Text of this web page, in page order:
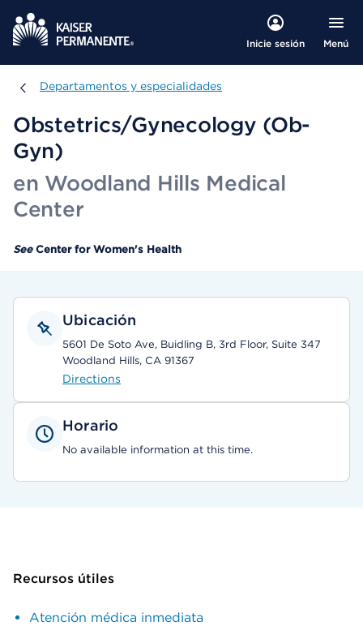
Inicie sesión Menú
Departamentos y especialidades
Departamentos y especialidades
Obstetrics/Gynecology (Ob-
Gyn)
en Woodland Hills Medical
Center
SeeCenter for Women's Health
Ubicación
5601 De Soto Ave, Buidling B, 3rd Floor, Suite 347
Woodland Hills, CA 91367
Directions
Horario
No available information at this time.
Recursos útiles
Atención médica inmediata